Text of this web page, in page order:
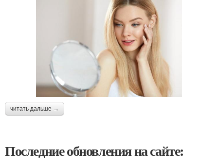
читать дальше →
Последние обновления на сайте: